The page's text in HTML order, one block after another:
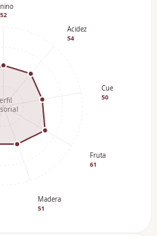
52
Acidez
54
Cuerpo
50
Fruta
61
Madera
51